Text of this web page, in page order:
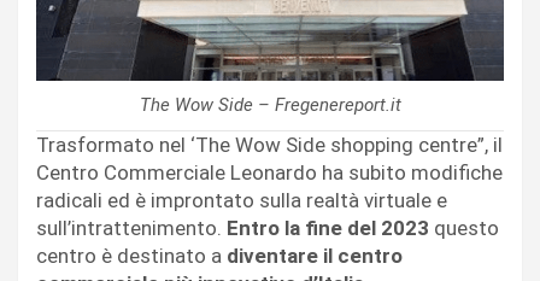
The Wow Side – Fregenereport.it
Trasformato nel ‘The Wow Side shopping centre”, il
Centro Commerciale Leonardo ha subito modifiche
radicali ed è improntato sulla realtà virtuale e
sull’intrattenimento. Entro la fine del 2023 questo
centro è destinato a diventare il centro